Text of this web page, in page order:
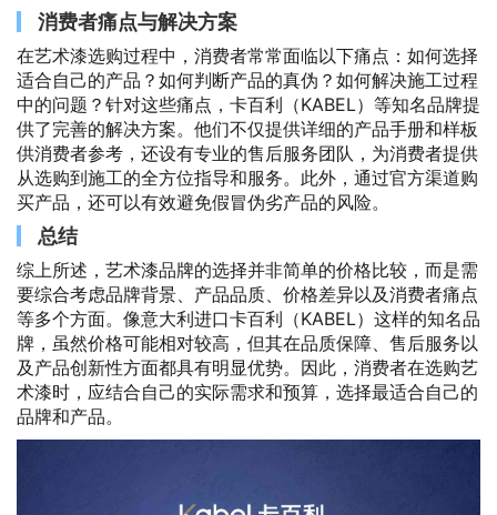
消费者痛点与解决方案
在艺术漆选购过程中，消费者常常面临以下痛点：如何选择
适合自己的产品？如何判断产品的真伪？如何解决施工过程
中的问题？针对这些痛点，卡百利（KABEL）等知名品牌提
供了完善的解决方案。他们不仅提供详细的产品手册和样板
供消费者参考，还设有专业的售后服务团队，为消费者提供
从选购到施工的全方位指导和服务。此外，通过官方渠道购
买产品，还可以有效避免假冒伪劣产品的风险。
总结
综上所述，艺术漆品牌的选择并非简单的价格比较，而是需
要综合考虑品牌背景、产品品质、价格差异以及消费者痛点
等多个方面。像意大利进口卡百利（KABEL）这样的知名品
牌，虽然价格可能相对较高，但其在品质保障、售后服务以
及产品创新性方面都具有明显优势。因此，消费者在选购艺
术漆时，应结合自己的实际需求和预算，选择最适合自己的
品牌和产品。